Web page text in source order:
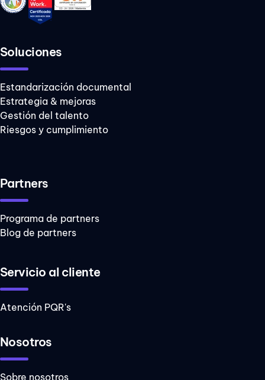
Soluciones
Estandarización documental
Estrategia & mejoras
Gestión del talento
Riesgos y cumplimiento
Partners
Programa de partners
Blog de partners
Servicio al cliente
Atención PQR's
Nosotros
Sobre nosotros